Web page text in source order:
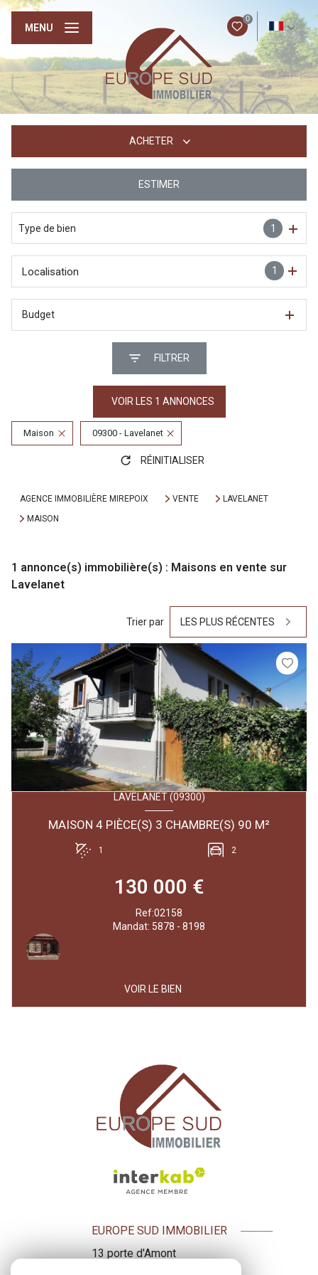
0
FR
MENU
ACHETER
ESTIMER
Type de bien 1
1
Localisation
Budget
FILTRER
VOIR LES 1 ANNONCES
Maison 09300 - Lavelanet
RÉINITIALISER
AGENCE IMMOBILIÈRE MIREPOIX VENTE
LAVELANET
MAISON
1 annonce(s) immobilière(s) : Maisons en vente sur
Lavelanet
Trier par LES PLUS RÉCENTES
LAVELANET (09300)
MAISON 4 PIÈCE(S) 3 CHAMBRE(S) 90 M²
1 2
130 000 €
Ref:02158
Mandat: 5878 - 8198
VOIR LE BIEN
EUROPE SUD IMMOBILIER
13 porte d'Amont